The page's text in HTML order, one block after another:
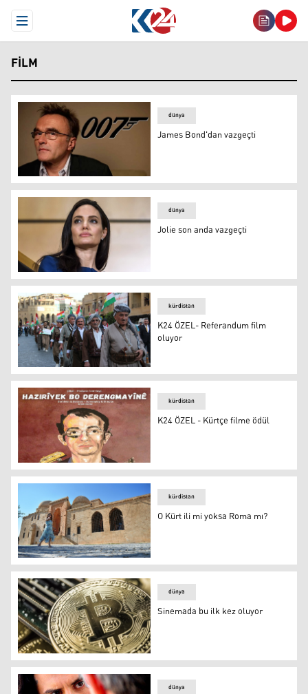
Open Menu
FILM
James Bond'dan vazgeçti
dünya
James Bond'dan vazgeçti
Jolie son anda vazgeçti
dünya
Jolie son anda vazgeçti
K24 ÖZEL- Referandum film oluyor
kürdistan
K24 ÖZEL- Referandum film
oluyor
K24 ÖZEL - Kürtçe filme ödül
kürdistan
K24 ÖZEL - Kürtçe filme ödül
O Kürt ili mi yoksa Roma mı?
kürdistan
O Kürt ili mi yoksa Roma mı?
Sinemada bu ilk kez oluyor
dünya
Sinemada bu ilk kez oluyor
dünya